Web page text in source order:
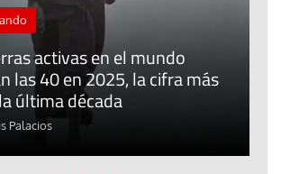
activas en el mundo
las 40 en 2025, la cifra más
última década